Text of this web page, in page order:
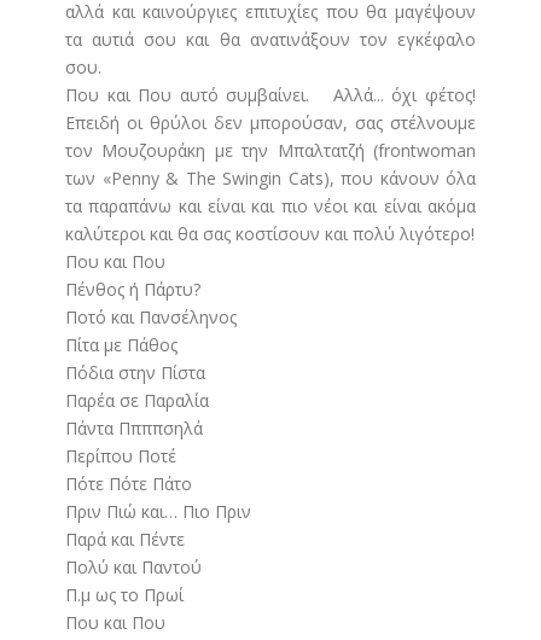
αλλά και καινούργιες επιτυχίες που θα μαγέψουν
τα αυτιά σου και θα ανατινάξουν τον εγκέφαλο
σου.
Που και Που αυτό συμβαίνει. Αλλά... όχι φέτος!
Επειδή οι θρύλοι δεν μπορούσαν, σας στέλνουμε
τον Μουζουράκη με την Μπαλτατζή (frontwoman
των «Penny & The Swingin Cats), που κάνουν όλα
τα παραπάνω και είναι και πιο νέοι και είναι ακόμα
καλύτεροι και θα σας κοστίσουν και πολύ λιγότερο!
Που και Που
Πένθος ή Πάρτυ?
Ποτό και Πανσέληνος
Πίτα με Πάθος
Πόδια στην Πίστα
Παρέα σε Παραλία
Πάντα Ππππσηλά
Περίπου Ποτέ
Πότε Πότε Πάτο
Πριν Πιώ και… Πιο Πριν
Παρά και Πέντε
Πολύ και Παντού
Π.μ ως το Πρωί
Που και Που